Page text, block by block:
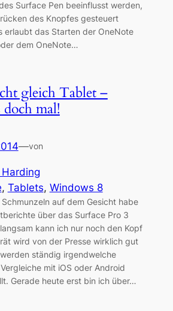
Surface Pen beeinflusst werden,
des Knopfes gesteuert
erlaubt das Starten der OneNote
dem OneNote…
gleich Tablet –
doch mal!
—von
, Tablets, Windows 8
auf dem Gesicht habe
über das Surface Pro 3
kann ich nur noch den Kopf
wird von der Presse wirklich gut
ständig irgendwelche
mit iOS oder Android
Gerade heute erst bin ich über…